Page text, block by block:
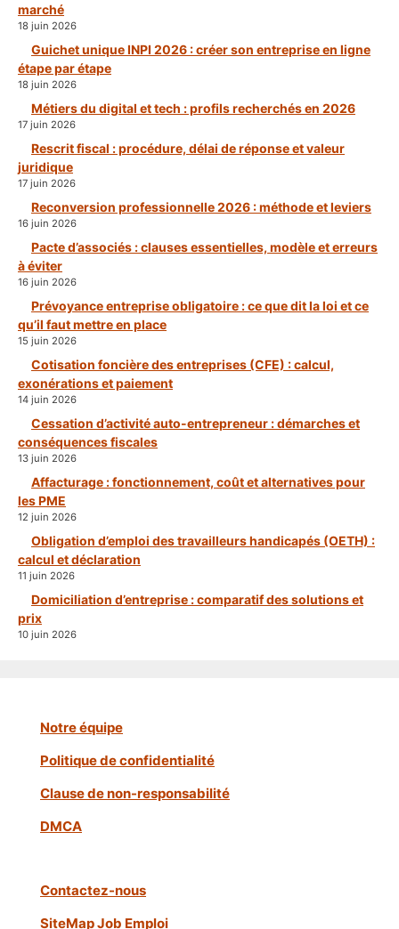
marché
18 juin 2026
Guichet unique INPI 2026 : créer son entreprise en ligne
étape par étape
18 juin 2026
Métiers du digital et tech : profils recherchés en 2026
17 juin 2026
Rescrit fiscal : procédure, délai de réponse et valeur
juridique
17 juin 2026
Reconversion professionnelle 2026 : méthode et leviers
16 juin 2026
Pacte d’associés : clauses essentielles, modèle et erreurs
à éviter
16 juin 2026
Prévoyance entreprise obligatoire : ce que dit la loi et ce
qu’il faut mettre en place
15 juin 2026
Cotisation foncière des entreprises (CFE) : calcul,
exonérations et paiement
14 juin 2026
Cessation d’activité auto-entrepreneur : démarches et
conséquences fiscales
13 juin 2026
Affacturage : fonctionnement, coût et alternatives pour
les PME
12 juin 2026
Obligation d’emploi des travailleurs handicapés (OETH) :
calcul et déclaration
11 juin 2026
Domiciliation d’entreprise : comparatif des solutions et
prix
10 juin 2026
Notre équipe
Politique de confidentialité
Clause de non-responsabilité
DMCA
Contactez-nous
SiteMap Job Emploi